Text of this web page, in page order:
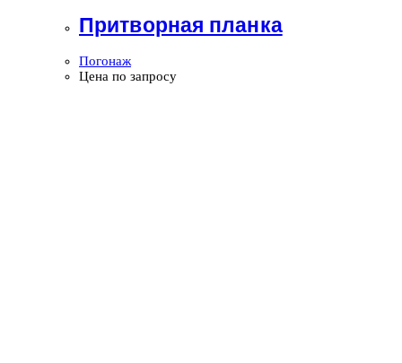
Притворная планка
Погонаж
Цена по запросу